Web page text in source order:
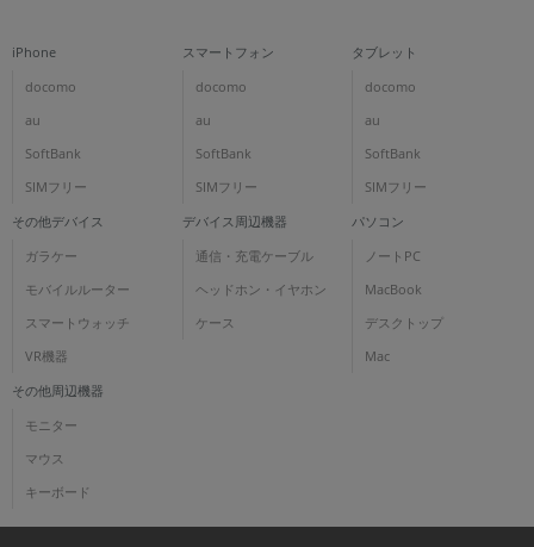
iPhone
docomo
au
SoftBank
SIMフリー
スマートフォン
docomo
au
SoftBank
SIMフリー
タブレット
docomo
au
SoftBank
SIMフリー
その他デバイス
ガラケー
モバイルルーター
スマートウォッチ
VR機器
デバイス周辺機器
通信・充電ケーブル
ヘッドホン・イヤホン
ケース
パソコン
ノートPC
MacBook
デスクトップ
Mac
その他周辺機器
モニター
マウス
キーボード